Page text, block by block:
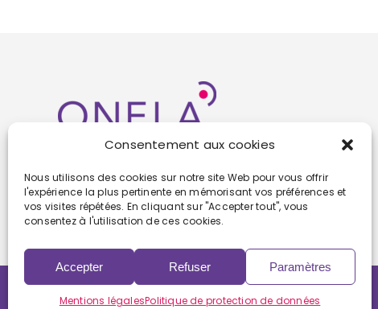
Consentement aux cookies
Nous utilisons des cookies sur notre site Web pour vous offrir
l'expérience la plus pertinente en mémorisant vos préférences et
vos visites répétées. En cliquant sur "Accepter tout", vous
consentez à l'utilisation de ces cookies.
Accepter Refuser Paramètres
Mentions légalesPolitique de protection de données
Copyright 2022 | Powered byEolia Software